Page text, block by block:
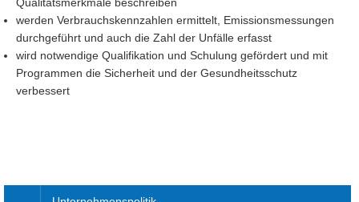
werden Verbrauchskennzahlen ermittelt, Emissionsmessungen
durchgeführt und auch die Zahl der Unfälle erfasst
wird notwendige Qualifikation und Schulung gefördert und mit
Programmen die Sicherheit und der Gesundheitsschutz
verbessert